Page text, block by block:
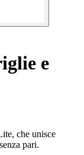
e
che unisce
pari.